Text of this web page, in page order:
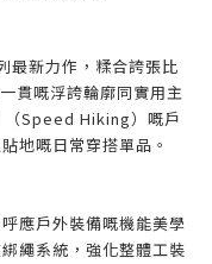
最新力作，糅合誇張比
貫嘅浮誇輪廓同實用主
Speed Hiking）嘅戶
地嘅日常穿搭單品。
應戶外裝備嘅機能美學
繩系統，強化整體工裝